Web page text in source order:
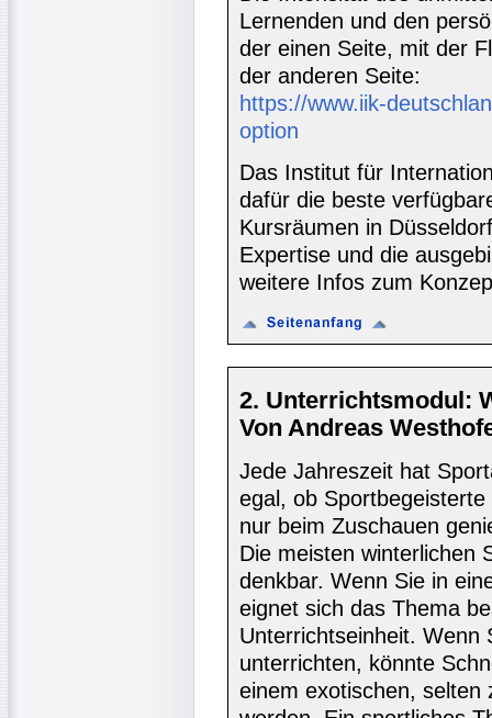
Lernenden und den
der einen Seite, mit der
der anderen Seite:
https://www.iik-
option
Das Institut für
dafür die beste
Kursräumen in
Expertise und die
weitere Infos zum
2. Unterrichtsmodul:
Von Andreas
Jede Jahreszeit hat
egal, ob
nur beim Zuschauen
Die meisten winterlichen
denkbar. Wenn Sie in
eignet sich das Thema
Unterrichtseinheit. Wenn
unterrichten, könnte
einem exotischen, selten